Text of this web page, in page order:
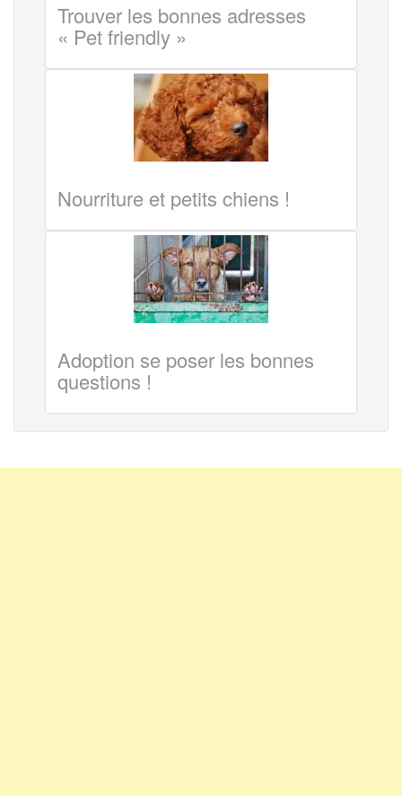
Trouver les bonnes adresses
« Pet friendly »
Nourriture et petits chiens !
Adoption se poser les bonnes
questions !